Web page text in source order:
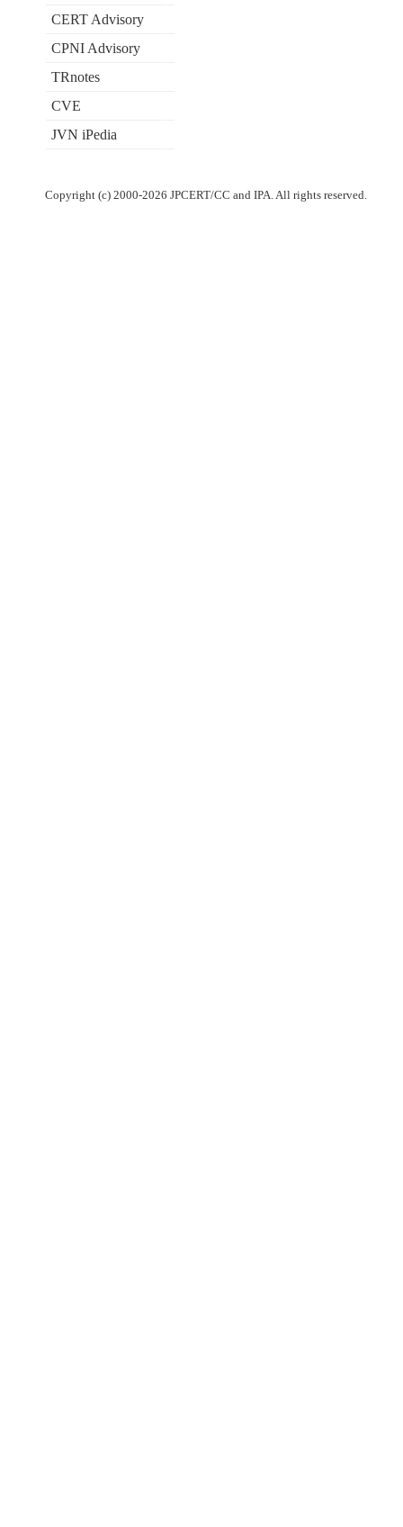
CERT Advisory
CPNI Advisory
TRnotes
CVE
JVN iPedia
Copyright (c) 2000-2026 JPCERT/CC and IPA. All rights reserved.